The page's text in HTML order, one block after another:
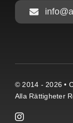
© 2014 - 2026 •
Alla Rättigheter